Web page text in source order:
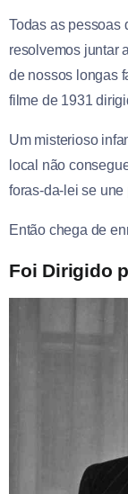
Todas as pessoas
resolvemos juntar
de nossos longas
filme de 1931
Um misterioso
local não
foras-da-lei se
Então chega de
Foi Dirigido